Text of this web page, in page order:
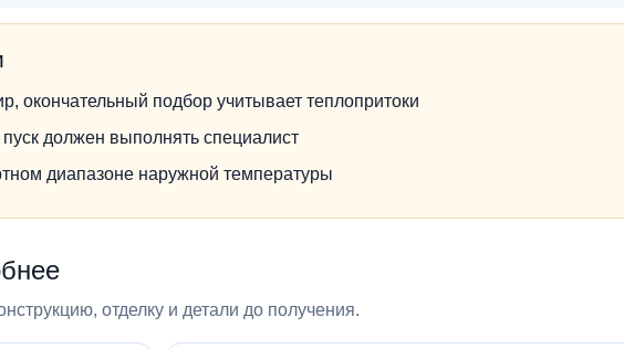
окончательный подбор учитывает теплопритоки
должен выполнять специалист
диапазоне наружной температуры
отделку и детали до получения.